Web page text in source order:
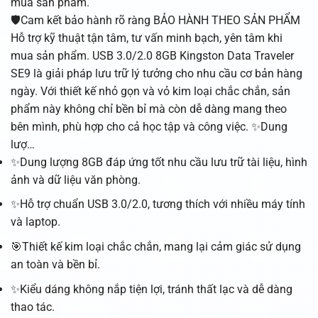
🛡️Cam kết bảo hành rõ ràng BẢO HÀNH THEO SẢN PHẨM
Hỗ trợ kỹ thuật tận tâm, tư vấn minh bạch, yên tâm khi
mua sản phẩm. USB 3.0/2.0 8GB Kingston Data Traveler
SE9 là giải pháp lưu trữ lý tưởng cho nhu cầu cơ bản hàng
ngày. Với thiết kế nhỏ gọn và vỏ kim loại chắc chắn, sản
phẩm này không chỉ bền bỉ mà còn dễ dàng mang theo
bên mình, phù hợp cho cả học tập và công việc. ✨Dung
lượ…
✨Dung lượng 8GB đáp ứng tốt nhu cầu lưu trữ tài liệu, hình
ảnh và dữ liệu văn phòng.
✨Hỗ trợ chuẩn USB 3.0/2.0, tương thích với nhiều máy tính
và laptop.
🎯Thiết kế kim loại chắc chắn, mang lại cảm giác sử dụng
an toàn và bền bỉ.
✨Kiểu dáng không nắp tiện lợi, tránh thất lạc và dễ dàng
thao tác.